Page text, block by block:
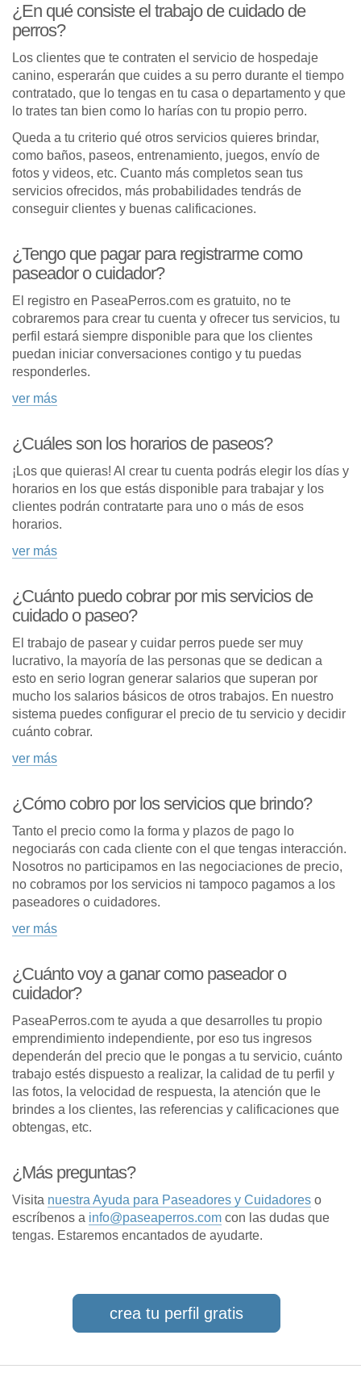
¿En qué consiste el trabajo de cuidado de
perros?
Los clientes que te contraten el servicio de hospedaje
canino, esperarán que cuides a su perro durante el tiempo
contratado, que lo tengas en tu casa o departamento y que
lo trates tan bien como lo harías con tu propio perro.
Queda a tu criterio qué otros servicios quieres brindar,
como baños, paseos, entrenamiento, juegos, envío de
fotos y videos, etc. Cuanto más completos sean tus
servicios ofrecidos, más probabilidades tendrás de
conseguir clientes y buenas calificaciones.
¿Tengo que pagar para registrarme como
paseador o cuidador?
El registro en PaseaPerros.com es gratuito, no te
cobraremos para crear tu cuenta y ofrecer tus servicios, tu
perfil estará siempre disponible para que los clientes
puedan iniciar conversaciones contigo y tu puedas
responderles.
ver más
¿Cuáles son los horarios de paseos?
¡Los que quieras! Al crear tu cuenta podrás elegir los días y
horarios en los que estás disponible para trabajar y los
clientes podrán contratarte para uno o más de esos
horarios.
ver más
¿Cuánto puedo cobrar por mis servicios de
cuidado o paseo?
El trabajo de pasear y cuidar perros puede ser muy
lucrativo, la mayoría de las personas que se dedican a
esto en serio logran generar salarios que superan por
mucho los salarios básicos de otros trabajos. En nuestro
sistema puedes configurar el precio de tu servicio y decidir
cuánto cobrar.
ver más
¿Cómo cobro por los servicios que brindo?
Tanto el precio como la forma y plazos de pago lo
negociarás con cada cliente con el que tengas interacción.
Nosotros no participamos en las negociaciones de precio,
no cobramos por los servicios ni tampoco pagamos a los
paseadores o cuidadores.
ver más
¿Cuánto voy a ganar como paseador o
cuidador?
PaseaPerros.com te ayuda a que desarrolles tu propio
emprendimiento independiente, por eso tus ingresos
dependerán del precio que le pongas a tu servicio, cuánto
trabajo estés dispuesto a realizar, la calidad de tu perfil y
las fotos, la velocidad de respuesta, la atención que le
brindes a los clientes, las referencias y calificaciones que
obtengas, etc.
¿Más preguntas?
Visita nuestra Ayuda para Paseadores y Cuidadores o
escríbenos a info@paseaperros.com con las dudas que
tengas. Estaremos encantados de ayudarte.
crea tu perfil gratis